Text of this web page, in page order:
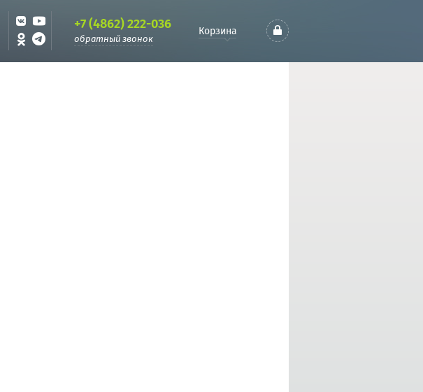
+7 (4862) 222-036
обратный звонок
Корзина